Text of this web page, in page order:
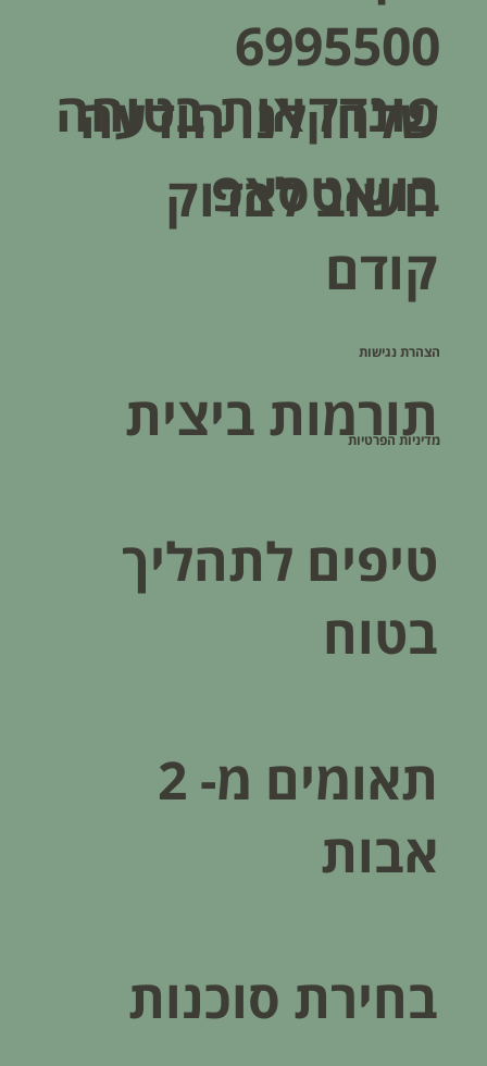
6995500
שלחו לנו הודעה
בוואטסאפ
הצהרת נגישות
מדיניות הפרטיות
פונדקאות בטוחה
חשוב לבדוק
קודם
תורמות ביצית
טיפים לתהליך
בטוח
תאומים מ- 2
אבות
בחירת סוכנות